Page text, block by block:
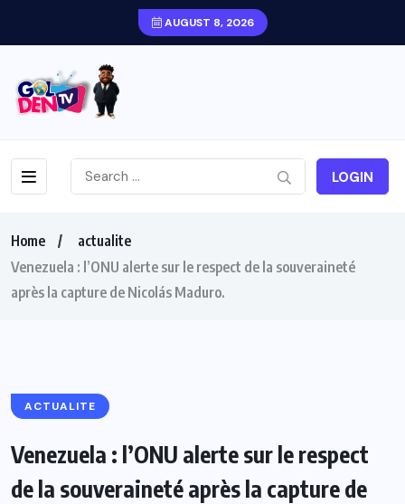
AUGUST 8, 2026
LOGIN
Home
actualite
Venezuela : l’ONU alerte sur le respect de la souveraineté
après la capture de Nicolás Maduro.
ACTUALITE
Venezuela : l’ONU alerte sur le respect
de la souveraineté après la capture de